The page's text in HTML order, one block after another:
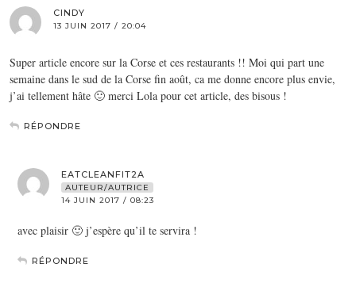
CINDY
13 JUIN 2017 / 20:04
Super article encore sur la Corse et ces restaurants !! Moi qui part une
semaine dans le sud de la Corse fin août, ca me donne encore plus envie,
j’ai tellement hâte 🙂 merci Lola pour cet article, des bisous !
RÉPONDRE
EATCLEANFIT2A
AUTEUR/AUTRICE
14 JUIN 2017 / 08:23
avec plaisir 🙂 j’espère qu’il te servira !
RÉPONDRE